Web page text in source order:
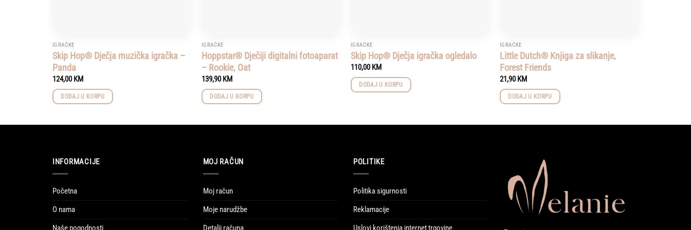
IGRAČKE
Skip Hop® Dječja muzička igračka –
Panda
124,00KM
DODAJ U KORPU
IGRAČKE
Hoppstar® Dječiji digitalni fotoaparat
– Rookie, Oat
139,90KM
DODAJ U KORPU
IGRAČKE
Skip Hop® Dječja igračka ogledalo
110,00KM
DODAJ U KORPU
IGRAČKE
Little Dutch® Knjiga za slikanje,
Forest Friends
21,90KM
DODAJ U KORPU
INFORMACIJE
Početna
O nama
Naše pogodnosti
MOJ RAČUN
Moj račun
Moje narudžbe
Detalji računa
POLITIKE
Politika sigurnosti
Reklamacije
Uslovi korištenja internet trgovine